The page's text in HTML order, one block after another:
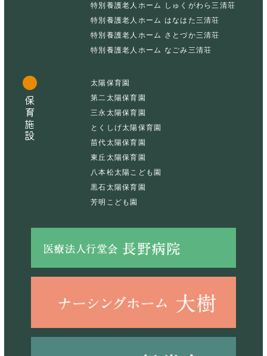
特別養護老人ホーム しゅくがわら三清荘
特別養護老人ホーム はなはた三清荘
特別養護老人ホーム さとづか三清荘
特別養護老人ホーム なごみ三清荘
保育施設
太陽保育園
第二太陽保育園
三永太陽保育園
とくしげ太陽保育園
苗代太陽保育園
東丘太陽保育園
八本松太陽こども園
黒石太陽保育園
芳明こども園